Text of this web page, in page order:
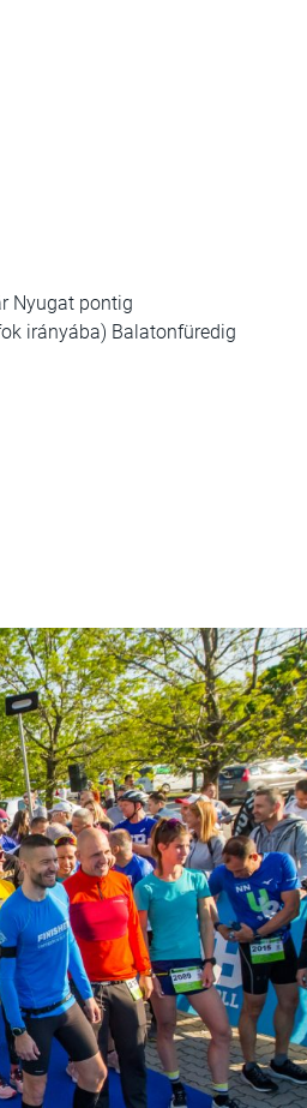
Nyugat pontig
irányába) Balatonfüredig